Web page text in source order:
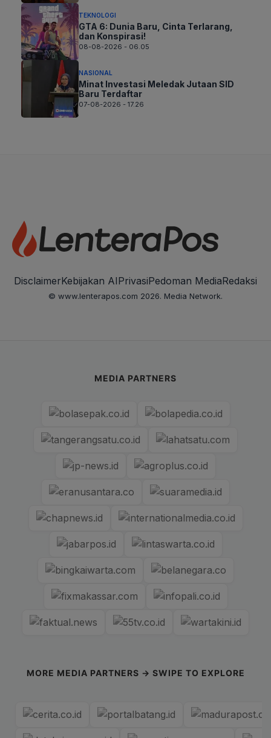
TEKNOLOGI
GTA 6: Dunia Baru, Cinta Terlarang,
dan Konspirasi!
08-08-2026 - 06.05
NASIONAL
Minat Investasi Meledak Jutaan SID
Baru Terdaftar
07-08-2026 - 17.26
DisclaimerKebijakan AIPrivasiPedoman MediaRedaksi
© www.lenterapos.com 2026. Media Network.
MEDIA PARTNERS
MORE MEDIA PARTNERS → SWIPE TO EXPLORE